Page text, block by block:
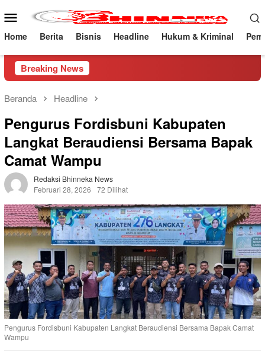
ke
konten
Menu
Mobile
Home Berita Bisnis Headline Hukum & Kriminal
Breaking News
Beranda Headline
Pengurus Fordisbuni Kabupaten
Langkat Beraudiensi Bersama Bapak
Camat Wampu
Redaksi Bhinneka News
Februari 28, 2026
72 Dilihat
Pengurus Fordisbuni Kabupaten Langkat Beraudiensi Bersama Bapak Camat
Wampu